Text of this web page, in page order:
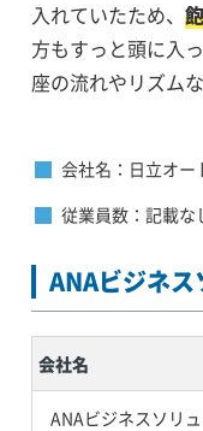
入れていたため、
方もすっと頭に入
座の流れやリズム
会社名：日立オー
従業員数：記載な
ANAビジネ
会社名
ANAビジネスソリ